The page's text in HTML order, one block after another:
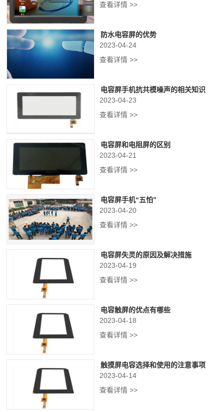
查看详情 >>
防水电容屏的优势
2023-04-24
查看详情 >>
电容屏手机抗共模噪声的相关知识
2023-04-23
查看详情 >>
电容屏和电阻屏的区别
2023-04-21
查看详情 >>
电容屏手机“五怕”
2023-04-20
查看详情 >>
电容屏失灵的原因及解决措施
2023-04-19
查看详情 >>
电容触屏的优点有哪些
2023-04-18
查看详情 >>
触摸屏电容选择和使用的注意事项
2023-04-14
查看详情 >>